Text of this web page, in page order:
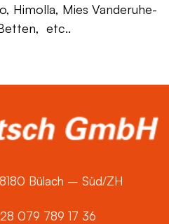
Himolla, Mies Vanderuhe-
etc..
Bülach – Süd/ZH
079 789 17 36